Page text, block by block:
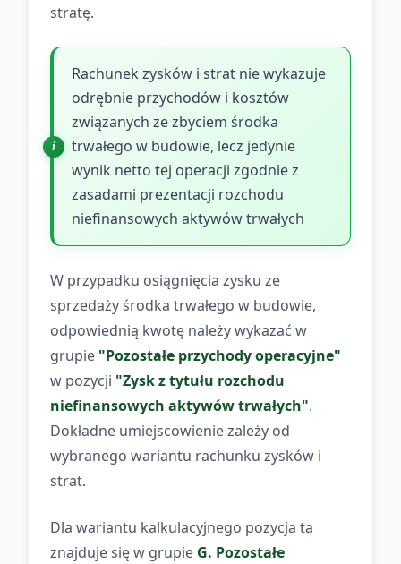
stratę.
Rachunek zysków i strat nie wykazuje
odrębnie przychodów i kosztów
związanych ze zbyciem środka
trwałego w budowie, lecz jedynie
wynik netto tej operacji zgodnie z
zasadami prezentacji rozchodu
niefinansowych aktywów trwałych
W przypadku osiągnięcia zysku ze
sprzedaży środka trwałego w budowie,
odpowiednią kwotę należy wykazać w
grupie "Pozostałe przychody operacyjne"
w pozycji "Zysk z tytułu rozchodu
niefinansowych aktywów trwałych".
Dokładne umiejscowienie zależy od
wybranego wariantu rachunku zysków i
strat.
Dla wariantu kalkulacyjnego pozycja ta
znajduje się w grupie G. Pozostałe